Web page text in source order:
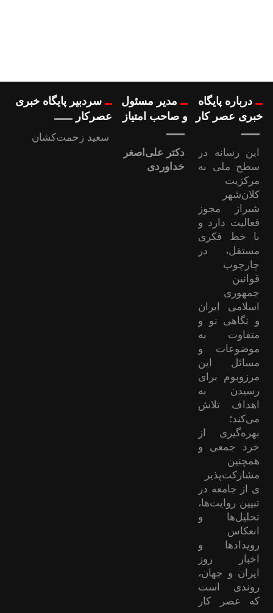
درباره پایگاه
خبری عصر کار
این رسانه در
سطح ملی به
مرکزیت
کلان‌شهر
شیراز مجوز
فعالیت دارد و
با خط فکری
مستقل، در
چارچوب
قوانین
جمهوری
اسلامی ایران
و نگاهی نو و
متفاوت به
موضوعات ‌و
مسائل این
مرزوبوم برای
رسیدن به
اهداف تلاش
می‌کند؛
بهره‌گیری از
خرد جمعی و
همچنین
مشارکت‌پذیر
ی از جامعه در
تبیین روایت‌ها،
تحلیل‌ها و
انعکاس
رویدادها و
اخبار روز
ایران و جهان،
روندی است
که عصر کار
مدیر مسئول
و صاحب امتیاز
دکتر علی‌اصغر
خداوردی
سردبیر پایگاه خبری
عصرکار
سعید زحمت‌کشان